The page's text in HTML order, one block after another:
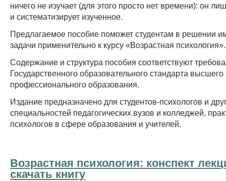
ничего не изучает (для этого просто нет времени): он
и систематизирует изученное.
Предлагаемое пособие поможет студентам в решении
задачи применительно к курсу «Возрастная психология».
Содержание и структура пособия соответствуют
Государственного образовательного стандарта высшего
профессионального образования.
Издание предназначено для студентов-психологов и
специальностей педагогических вузов и колледжей,
психологов в сфере образования и учителей.
Возрастная психология: конспект
cкачать книгу